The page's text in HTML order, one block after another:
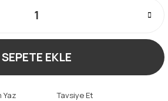
SEPETE EKLE
Yaz Tavsiye Et